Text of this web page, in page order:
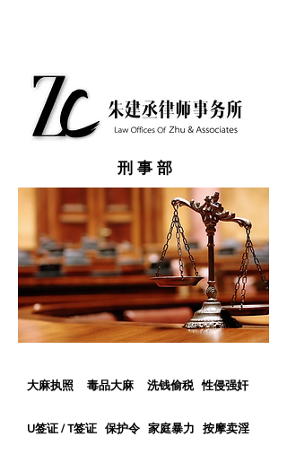
刑事部
大麻执照 毒品大麻 洗钱偷税 性侵强奸
U签证 / T签证 保护令 家庭暴力 按摩卖淫